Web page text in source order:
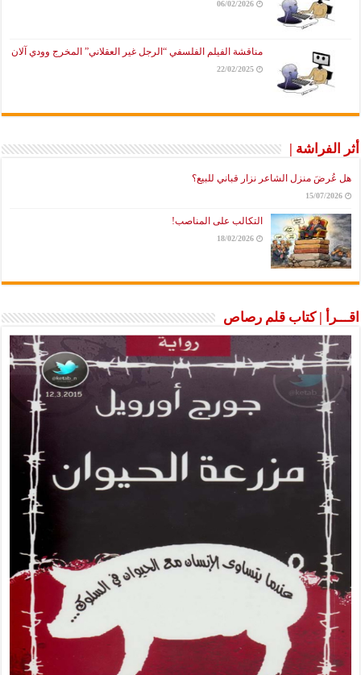
06/02/2026
مناقشة الفيلم الفلسفي “الرجل غير العقلاني” المخرج وودي آلان
22/02/2025
أثر الفراشة |
هل عُرضَ منزل الشاعر نزار قباني للبيع؟
15/07/2026
التكالب على المناصب!
18/02/2026
اقـــرأ | كتاب قلم رصاص